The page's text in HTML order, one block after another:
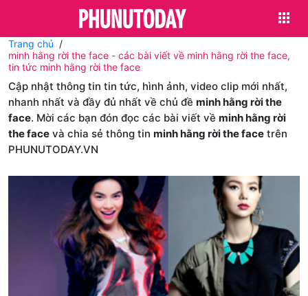
Trang chủ
minh hằng rời the face - các bài viết về minh hằng rời the face,
tin tức minh hằng rời the face
Cập nhật thông tin tin tức, hình ảnh, video clip mới nhất,
nhanh nhất và đầy đủ nhất về chủ đề minh hằng rời the
face. Mời các bạn đón đọc các bài viết về minh hằng rời
the face và chia sẻ thông tin minh hằng rời the face trên
PHUNUTODAY.VN